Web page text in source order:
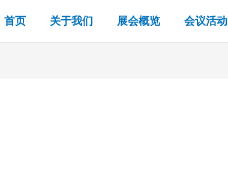
首页 关于我们 展会概览 会议活动